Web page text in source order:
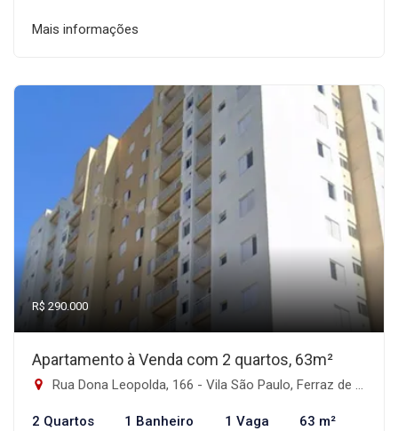
Mais informações
R$ 290.000
Apartamento à Venda com 2 quartos, 63m²
Rua Dona Leopolda, 166 - Vila São Paulo, Ferraz de Vasconcelos-SP
2 Quartos 1 Banheiro 1 Vaga 63 m²